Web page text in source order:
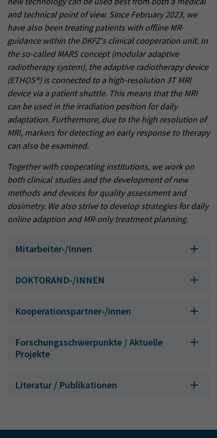
and technical point of view. Since February 2023, we
have also been treating patients with offline MR-
guidance within the DKFZ's clinical cooperation unit. In
the so-called MARS concept (modular adaptive
radiotherapy system), the adaptive radiotherapy device
(ETHOS®) is connected to a high-resolution 3T MRI
device via a patient shuttle. This means that the MRI
can be used in the irradiation position for daily
adaptation. Furthermore, due to the high resolution of
MRI, markers for detecting an early response to therapy
can also be examined.
Together with cooperating institutions, we work on
both clinical studies and the development of new
methods and devices for quality assessment and
dosimetry. We also strive to develop strategies for daily
online adaption and MR-only treatment planning.
Mitarbeiter-/Innen
DOKTORAND-/INNEN
Kooperationspartner-/innen
Forschungsschwerpunkte / Aktuelle
Projekte
Literatur / Publikationen